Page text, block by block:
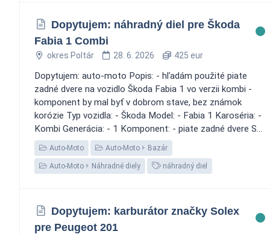
Dopytujem: náhradný diel pre Škoda
Fabia 1 Combi
okres Poltár 28. 6. 2026 425 eur
Dopytujem: auto-moto Popis: - hľadám použité piate
zadné dvere na vozidlo Škoda Fabia 1 vo verzii kombi -
komponent by mal byť v dobrom stave, bez známok
korózie Typ vozidla: - Škoda Model: - Fabia 1 Karoséria: -
Kombi Generácia: - 1 Komponent: - piate zadné dvere S...
Auto-Moto Auto-Moto Bazár
Auto-Moto Náhradné diely náhradný diel
Dopytujem: karburátor značky Solex
pre Peugeot 201